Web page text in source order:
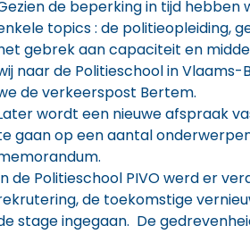
de beperking in tijd hebben
topics : de politieopleiding,
gebrek aan capaciteit en
naar de Politieschool in
de verkeerspost Bertem.
wordt een nieuwe afspraak
gaan op een aantal
de Politieschool PIVO werd er
de toekomstige
stage ingegaan. De